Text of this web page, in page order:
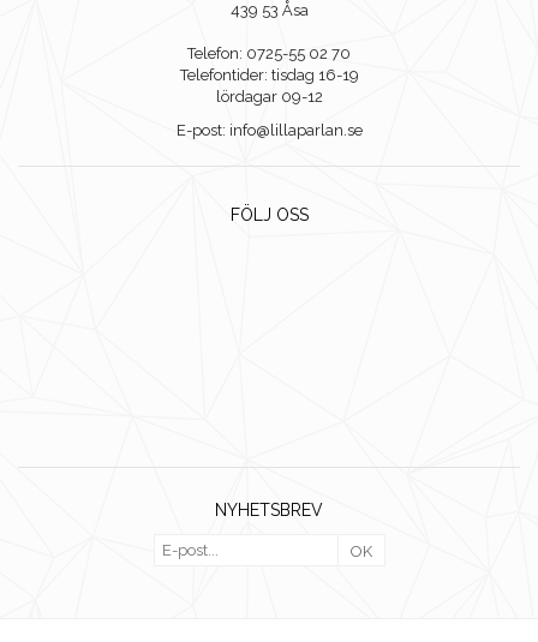
439 53 Åsa
Telefon: 0725-55 02 70
Telefontider: tisdag 16-19
lördagar 09-12
E-post: info@lillaparlan.se
FÖLJ OSS
NYHETSBREV
OK